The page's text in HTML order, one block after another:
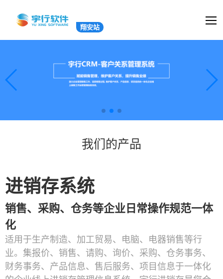
翔安站
我们的产品
进销存系统
销售、采购、仓务等企业日常操作规范一体
化
适用于生产制造、加工贸易、电脑、电器销售等行
业。集报价、销售、请购、询价、采购、仓务事务、
财务事务、产品信息、售后服务、项目信息于一体化